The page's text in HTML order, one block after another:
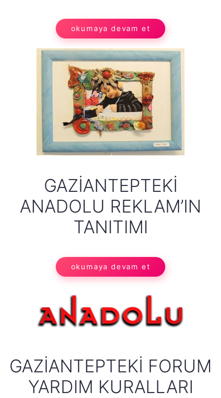
okumaya devam et
GAZIANTEPTEKI
ANADOLU REKLAM’IN
TANITIMI
okumaya devam et
GAZIANTEPTEKI FORUM
YARDIM KURALLARI